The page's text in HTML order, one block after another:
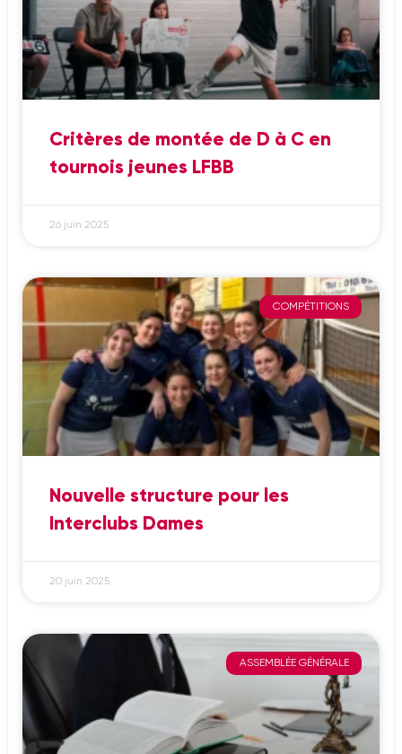
Critères de montée de D à C en
tournois jeunes LFBB
26 juin 2025
COMPÉTITIONS
Nouvelle structure pour les
Interclubs Dames
20 juin 2025
ASSEMBLÉE GÉNÉRALE